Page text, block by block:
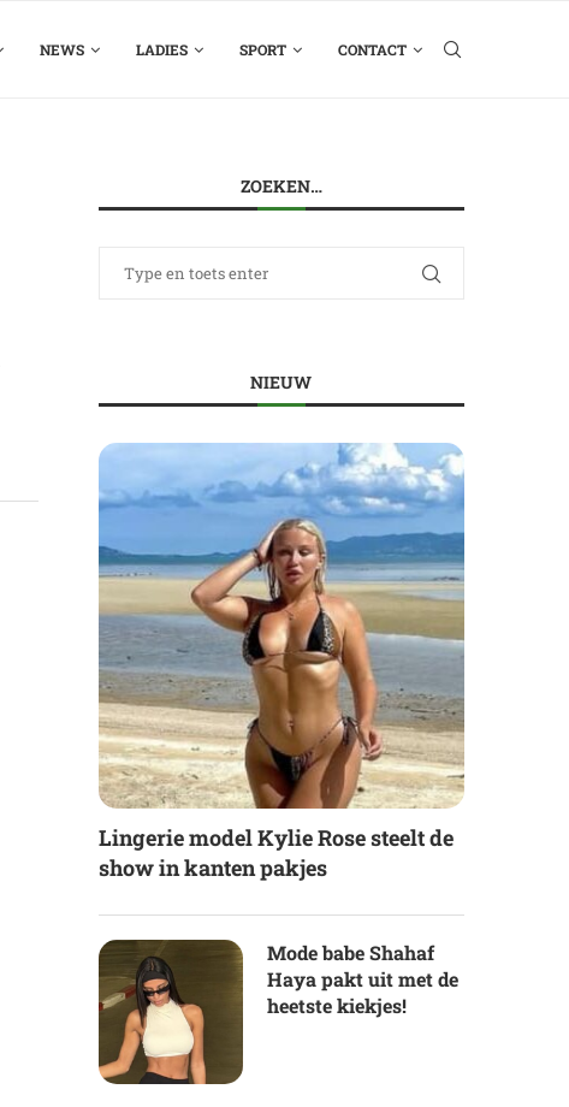
NEWS LADIES SPORT CONTACT
ZOEKEN…
NIEUW
Lingerie model Kylie Rose steelt de
show in kanten pakjes
Mode babe Shahaf
Haya pakt uit met de
heetste kiekjes!